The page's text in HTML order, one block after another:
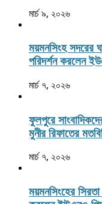
মার্চ ৯, ২০২৬
ময়মনসিংহ সদরের
পরিদর্শন করলেন
মার্চ ৭, ২০২৬
ফুলপুরে
মুনীর রিফাতের
মার্চ ৭, ২০২৬
ময়মনসিংহের